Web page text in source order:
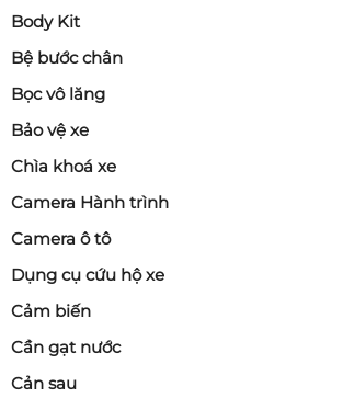
Body Kit
Bệ bước chân
Bọc vô lăng
Bảo vệ xe
Chìa khoá xe
Camera Hành trình
Camera ô tô
Dụng cụ cứu hộ xe
Cảm biến
Cần gạt nước
Cản sau